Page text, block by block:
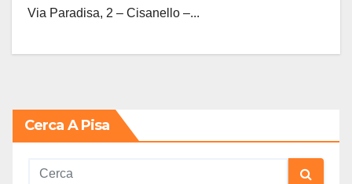
Via Paradisa, 2 – Cisanello –...
Cerca A Pisa